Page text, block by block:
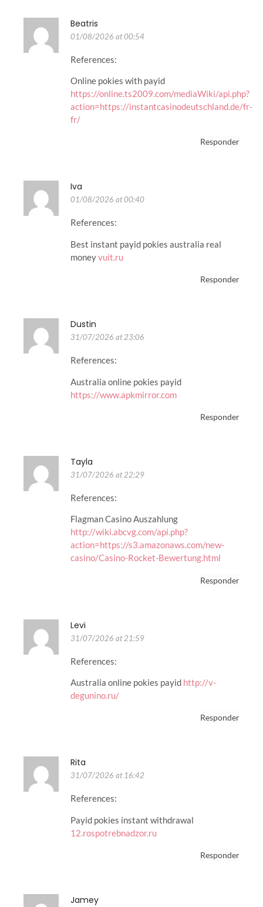
Beatris
01/08/2026 at 00:54
References:
Online pokies with payid
https://online.ts2009.com/mediaWiki/api.php?
action=https://instantcasinodeutschland.de/fr-
fr/
Responder
Iva
01/08/2026 at 00:40
References:
Best instant payid pokies australia real
moneyvuit.ru
Responder
Dustin
31/07/2026 at 23:06
References:
Australia online pokies payid
https://www.apkmirror.com
Responder
Tayla
31/07/2026 at 22:29
References:
Flagman Casino Auszahlung
http://wiki.abcvg.com/api.php?
action=https://s3.amazonaws.com/new-
casino/Casino-Rocket-Bewertung.html
Responder
Levi
31/07/2026 at 21:59
References:
Australia online pokies payid http://v-
degunino.ru/
Responder
Rita
31/07/2026 at 16:42
References:
Payid pokies instant withdrawal
12.rospotrebnadzor.ru
Responder
Jamey